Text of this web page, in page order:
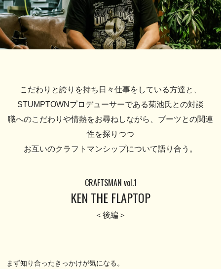
こだわりと誇りを持ち日々仕事をしている方達と、
STUMPTOWNプロデューサーである菊池氏との対談
職へのこだわりや情熱をお尋ねしながら、ブーツとの関連
性を探りつつ
お互いのクラフトマンシップについて語り合う。
CRAFTSMAN vol.1
KEN THE FLAPTOP
＜後編＞
まず知り合ったきっかけが気になる。